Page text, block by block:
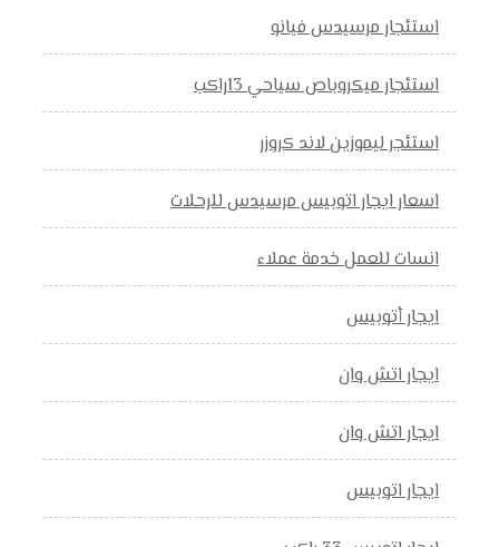
استئجار مرسيدس فيانو
استئجار ميكروباص سياحي 13راكب
استئجر ليموزين لاند كروزر
اسعار ايجار اتوبيس مرسيدس للرحلات
انسات للعمل خدمة عملاء
ايجار أتوبيس
ايجار اتش وان
ايجار اتش وان
ايجار اتوبيس